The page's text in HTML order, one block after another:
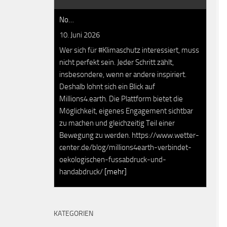
No…
10. Juni 2026
Wer sich für #Klimaschutz interessiert, muss
nicht perfekt sein. Jeder Schritt zählt,
insbesondere, wenn er andere inspiriert.
Deshalb lohnt sich ein Blick auf
Millions4.earth. Die Plattform bietet die
Möglichkeit, eigenes Engagement sichtbar
zu machen und gleichzeitig Teil einer
Bewegung zu werden. https://www.wetter-
center.de/blog/millions4earth-verbindet-
oekologischen-fussabdruck-und-
handabdruck/ [mehr]
KATEGORIEN